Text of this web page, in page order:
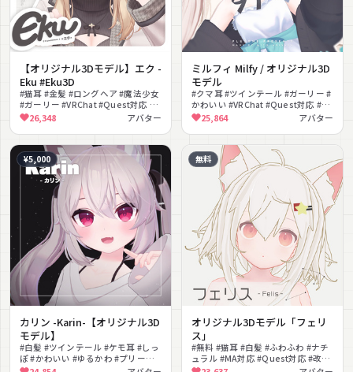
【オリジナル3Dモデル】エク -
Eku #Eku3D
#猫耳 #金髪 #ロングヘア #魔法少女
#ガーリー #VRChat #Quest対応 #
制服 #魔法エフェクト #シェイプキ
26,348 アバター
ミルフィ Milfy / オリジナル3D
モデル
#クマ耳 #ツインテール #ガーリー #
かわいい #VRChat #Quest対応 #ス
マホギミック #シェイプキー #VRM
対応 #ゆめかわいい
25,864 アバター
¥5,000
カリン -Karin-【オリジナル3D
モデル】
#白髪 #ツインテール #ケモ耳 #しっ
ぽ #かわいい #ゆるかわ #プリーツ
スカート #スニーカー #色変え
無料
オリジナル3Dモデル「フェリ
ス」
#無料 #猫耳 #白髪 #ふわふわ #ナチ
ュラル #MA対応 #Quest対応 #改変
素体 #しっぽ